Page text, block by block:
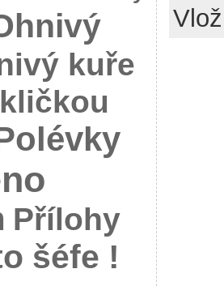
kuře
Přílohy
šéfe !